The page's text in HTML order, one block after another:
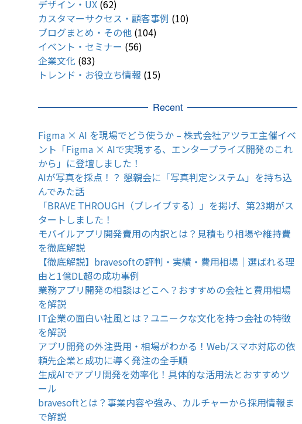
デザイン・UX (62)
カスタマーサクセス・顧客事例 (10)
ブログまとめ・その他 (104)
イベント・セミナー (56)
企業文化 (83)
トレンド・お役立ち情報 (15)
Recent
Figma × AI を現場でどう使うか – 株式会社アツラエ主催イベ
ント「Figma × AIで実現する、エンタープライズ開発のこれ
から」に登壇しました！
AIが写真を採点！？ 懇親会に「写真判定システム」を持ち込
んでみた話
「BRAVE THROUGH（ブレイブする）」を掲げ、第23期がス
タートしました！
モバイルアプリ開発費用の内訳とは？見積もり相場や維持費
を徹底解説
【徹底解説】bravesoftの評判・実績・費用相場｜選ばれる理
由と1億DL超の成功事例
業務アプリ開発の相談はどこへ？おすすめの会社と費用相場
を解説
IT企業の面白い社風とは？ユニークな文化を持つ会社の特徴
を解説
アプリ開発の外注費用・相場がわかる！Web/スマホ対応の依
頼先企業と成功に導く発注の全手順
生成AIでアプリ開発を効率化！具体的な活用法とおすすめツ
ール
bravesoftとは？事業内容や強み、カルチャーから採用情報ま
で解説